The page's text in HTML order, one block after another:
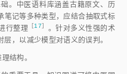
。中医语料库涵盖古籍原文、历
笔记等多种类型，应结合抽取式标
行整理 ［17］ 。针对多义性强的术
，以减少模型对语义的误判。
结构。